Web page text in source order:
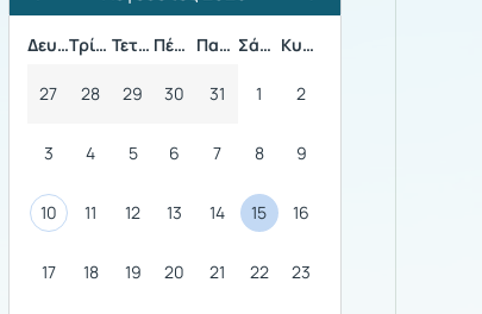
Δευτέρα
Τρίτη Τετάρτη Πέμπτη Παρασκευή Σάββατο Κυριακή
27 28 29 30 31 1 2
3 4 5 6 7 8 9
10 11 12 13 14 15 16
17 18 19 20 21 22 23